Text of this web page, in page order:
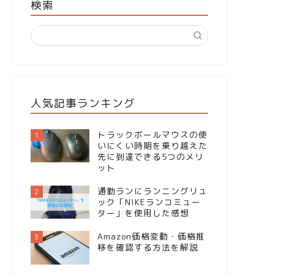
検索
人気記事ランキング
1
トラックボールマウスの使
いにくい時期を乗り越えた
先に到達できる5つのメリ
ット
2
通勤ランにランニングリュ
ック「NIKEランコミュー
ター」を使用した感想
3
Amazon価格変動・価格推
移を確認する方法を解説